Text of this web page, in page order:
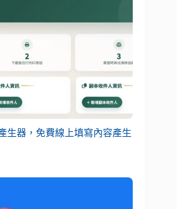
生器，免費線上填寫內容產生